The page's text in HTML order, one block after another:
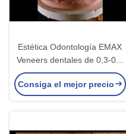
Estética Odontología EMAX
Veneers dentales de 0,3-0,5
mm de espesor para
restauraciones estéticas
Consiga el mejor precio